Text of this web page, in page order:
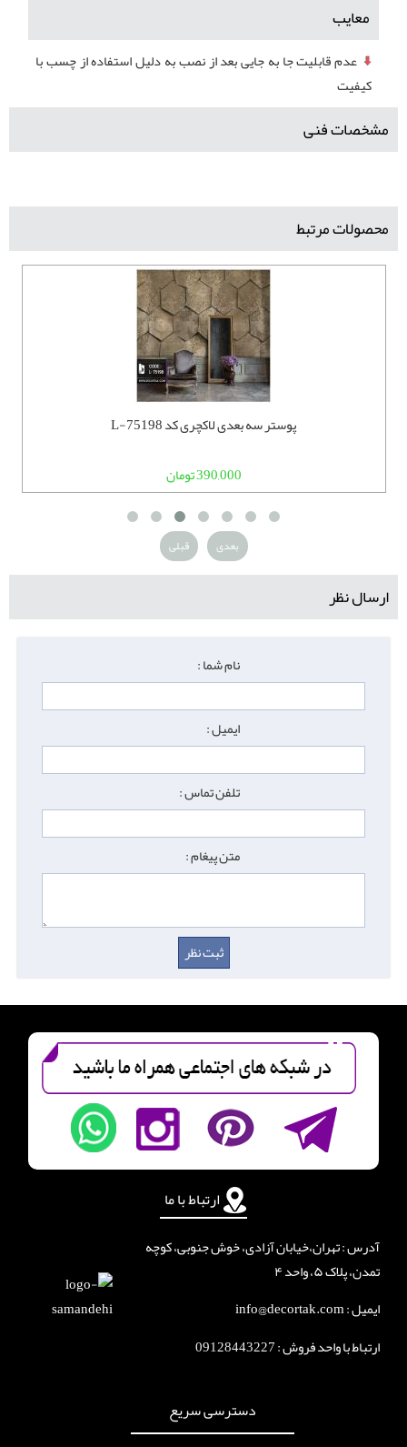
معایب
عدم قابلیت جا به جایی بعد از نصب به دلیل استفاده از چسب با
کیفیت
مشخصات فنی
محصولات مرتبط
پوستر سه بعدی لاکچری کد L-75198
390,000 تومان
قبلی بعدی
ارسال نظر
نام شما :
ایمیل :
تلفن تماس :
متن پیغام :
دسترسی سریع
ارتباط با ما
آدرس : تهران،خیابان آزادی، خوش جنوبی، کوچه
تمدن، پلاک ۵، واحد ۴
ایمیل : info@decortak.com
ارتباط با واحد فروش :09128443227